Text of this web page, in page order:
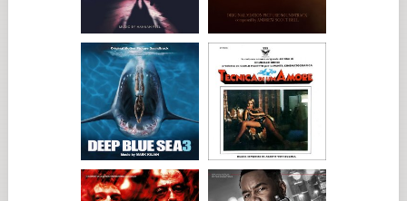
«Marseille Bob [interpretado por Mathieu Amalric] está
basado en Jean-Pierre Melville o Jacques Becker, y películas
«Conocemos a esta clase de personajes, pero proceden tanto
de películas americanas como de un entorno parisino. Son
esos gánsteres de clubes nocturnos que hemos visto pulsar un
botón para dejar pasar a gente a su despacho y que guardan
una pistola en el cajón del escritorio. Aunque claro, no suelen
verse interrumpidos por ataques terroristas; esa es una
diferencia que hemos marcado en nuestra película».
«Richard [Ayoade, que interpreta a Sergio, un líder terrorista]
es ya un viejo amigo. Es como lo que hizo Buñuel en El
discreto encanto de la burguesía. Buñuel tiene un poso de